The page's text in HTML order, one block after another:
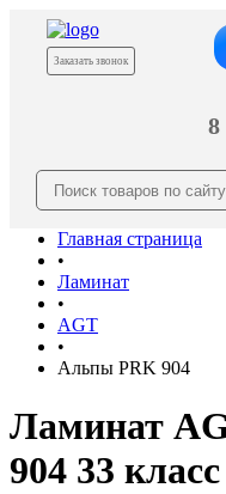
Заказать звонок
8
Главная страница
•
Ламинат
•
AGT
•
Альпы PRK 904
Ламинат
904 33 класс